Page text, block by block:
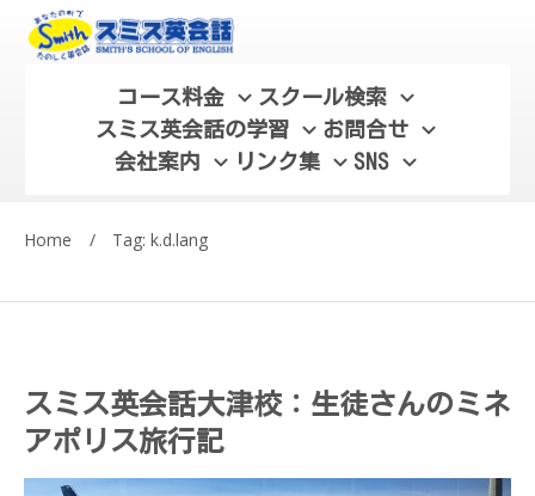
コース料金
スクール検索
スミス英会話の学習
お問合せ
会社案内
リンク集 SNS
Home / Tag: k.d.lang
スミス英会話大津校：生徒さんのミネ
アポリス旅行記